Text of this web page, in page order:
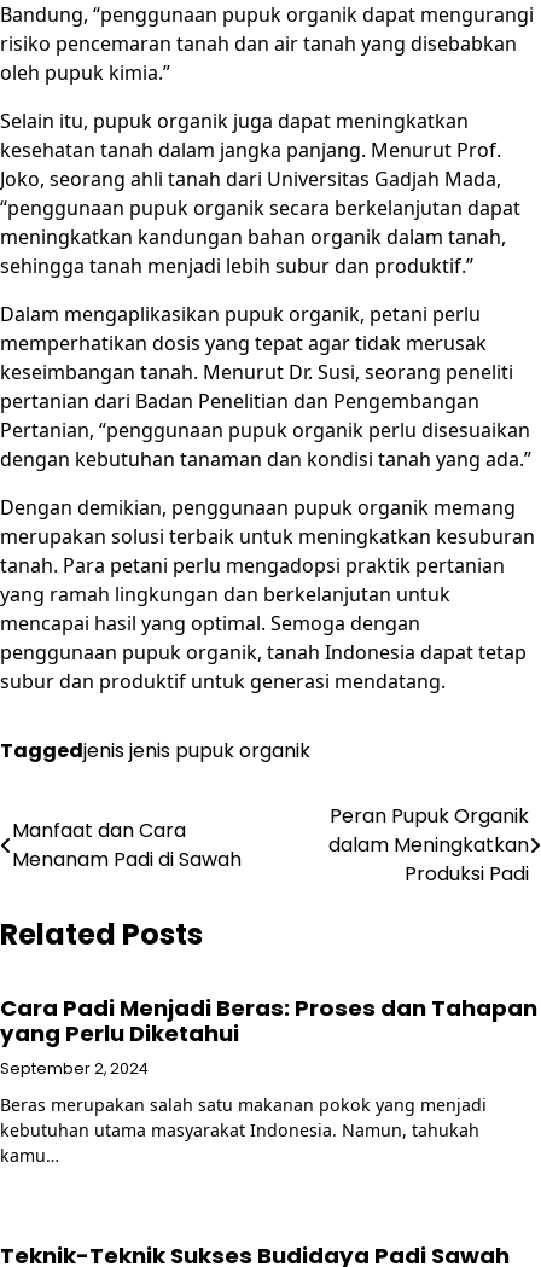
Bandung, “penggunaan pupuk organik dapat mengurangi
risiko pencemaran tanah dan air tanah yang disebabkan
oleh pupuk kimia.”
Selain itu, pupuk organik juga dapat meningkatkan
kesehatan tanah dalam jangka panjang. Menurut Prof.
Joko, seorang ahli tanah dari Universitas Gadjah Mada,
“penggunaan pupuk organik secara berkelanjutan dapat
meningkatkan kandungan bahan organik dalam tanah,
sehingga tanah menjadi lebih subur dan produktif.”
Dalam mengaplikasikan pupuk organik, petani perlu
memperhatikan dosis yang tepat agar tidak merusak
keseimbangan tanah. Menurut Dr. Susi, seorang peneliti
pertanian dari Badan Penelitian dan Pengembangan
Pertanian, “penggunaan pupuk organik perlu disesuaikan
dengan kebutuhan tanaman dan kondisi tanah yang ada.”
Dengan demikian, penggunaan pupuk organik memang
merupakan solusi terbaik untuk meningkatkan kesuburan
tanah. Para petani perlu mengadopsi praktik pertanian
yang ramah lingkungan dan berkelanjutan untuk
mencapai hasil yang optimal. Semoga dengan
penggunaan pupuk organik, tanah Indonesia dapat tetap
subur dan produktif untuk generasi mendatang.
Taggedjenis jenis pupuk organik
Post
navigation
Manfaat dan Cara
Menanam Padi di Sawah
Peran Pupuk Organik
dalam Meningkatkan
Produksi Padi
Related Posts
Cara Padi Menjadi Beras: Proses dan Tahapan
yang Perlu Diketahui
September 2, 2024
Beras merupakan salah satu makanan pokok yang menjadi
kebutuhan utama masyarakat Indonesia. Namun, tahukah
kamu…
Teknik-Teknik Sukses Budidaya Padi Sawah